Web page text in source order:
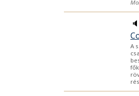
🔈
A